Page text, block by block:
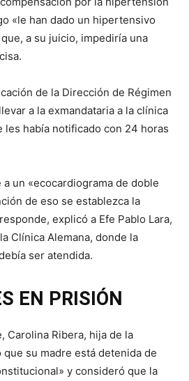
«le han dado un hipertensivo
a su juicio, impediría una
de la Dirección de Régimen
a la exmandataria a la clínica
les había notificado con 24 horas
un «ecocardiograma de doble
de eso se establezca la
explicó a Efe Pablo Lara,
Clínica Alemana, donde la
ser atendida.
EN PRISIÓN
Carolina Ribera, hija de la
su madre está detenida de
y consideró que la